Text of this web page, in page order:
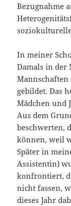
Bezugnahme
In meiner
Damals in
gebildet. Das
Mädchen und
Aus dem
beschwerten,
können, weil
Später in
Assistentin)
konfrontiert,
nicht fassen,
dieses Jahr